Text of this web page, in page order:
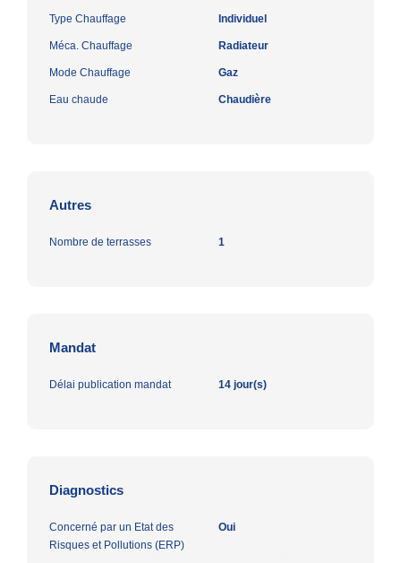
Type Chauffage Individuel
Méca. Chauffage Radiateur
Mode Chauffage Gaz
Eau chaude Chaudière
Autres
Nombre de terrasses 1
Mandat
Délai publication mandat 14 jour(s)
Diagnostics
Concerné par un Etat des
Risques et Pollutions (ERP)
Oui